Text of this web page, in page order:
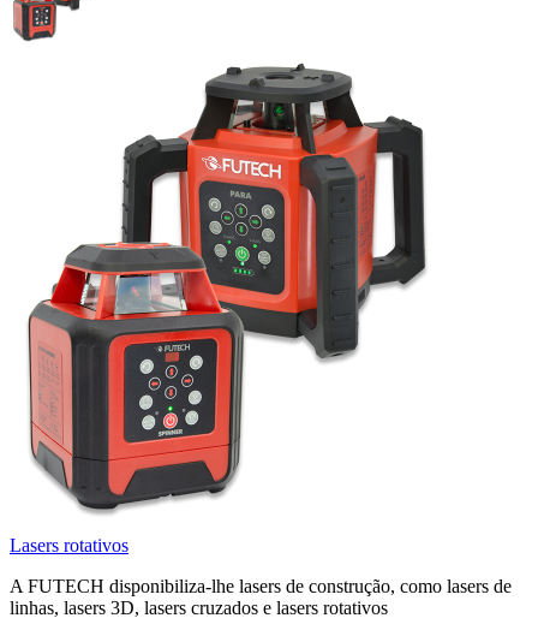
Lasers rotativos
A FUTECH disponibiliza-lhe lasers de construção, como lasers de
linhas, lasers 3D, lasers cruzados e lasers rotativos